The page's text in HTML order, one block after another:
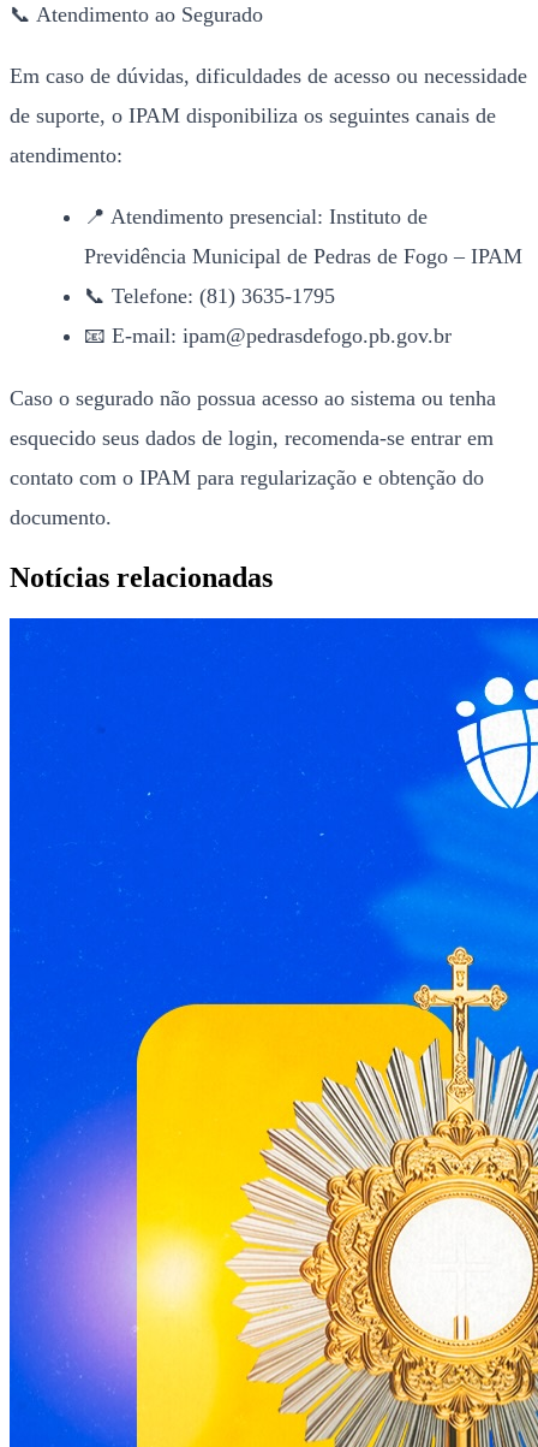
📞 Atendimento ao Segurado
Em caso de dúvidas, dificuldades de acesso ou necessidade
de suporte, o IPAM disponibiliza os seguintes canais de
atendimento:
📍 Atendimento presencial: Instituto de
Previdência Municipal de Pedras de Fogo – IPAM
📞 Telefone: (81) 3635-1795
📧 E-mail: ipam@pedrasdefogo.pb.gov.br
Caso o segurado não possua acesso ao sistema ou tenha
esquecido seus dados de login, recomenda-se entrar em
contato com o IPAM para regularização e obtenção do
documento.
Notícias relacionadas